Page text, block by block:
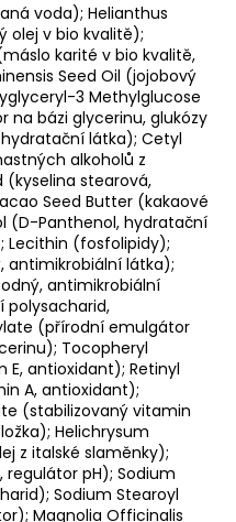
voda); Helianthus
olej v bio kvalitě);
karité v bio kvalitě,
Seed Oil (jojobový
3 Methylglucose
bázi glycerinu, glukózy
látka); Cetyl
alkoholů z
(kyselina stearová,
Seed Butter (kakaové
(D-Panthenol, hydratační
Lecithin (fosfolipidy);
antimikrobiální látka);
antimikrobiální
polysacharid,
(přírodní emulgátor
Tocopheryl
antioxidant); Retinyl
A, antioxidant);
(stabilizovaný vitamin
Helichrysum
z italské slaměnky);
pH); Sodium
Sodium Stearoyl
Magnolia Officinalis